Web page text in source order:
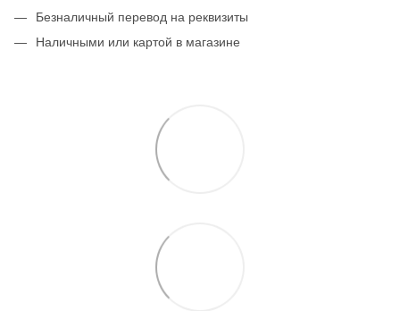
Безналичный перевод на реквизиты
Наличными или картой в магазине